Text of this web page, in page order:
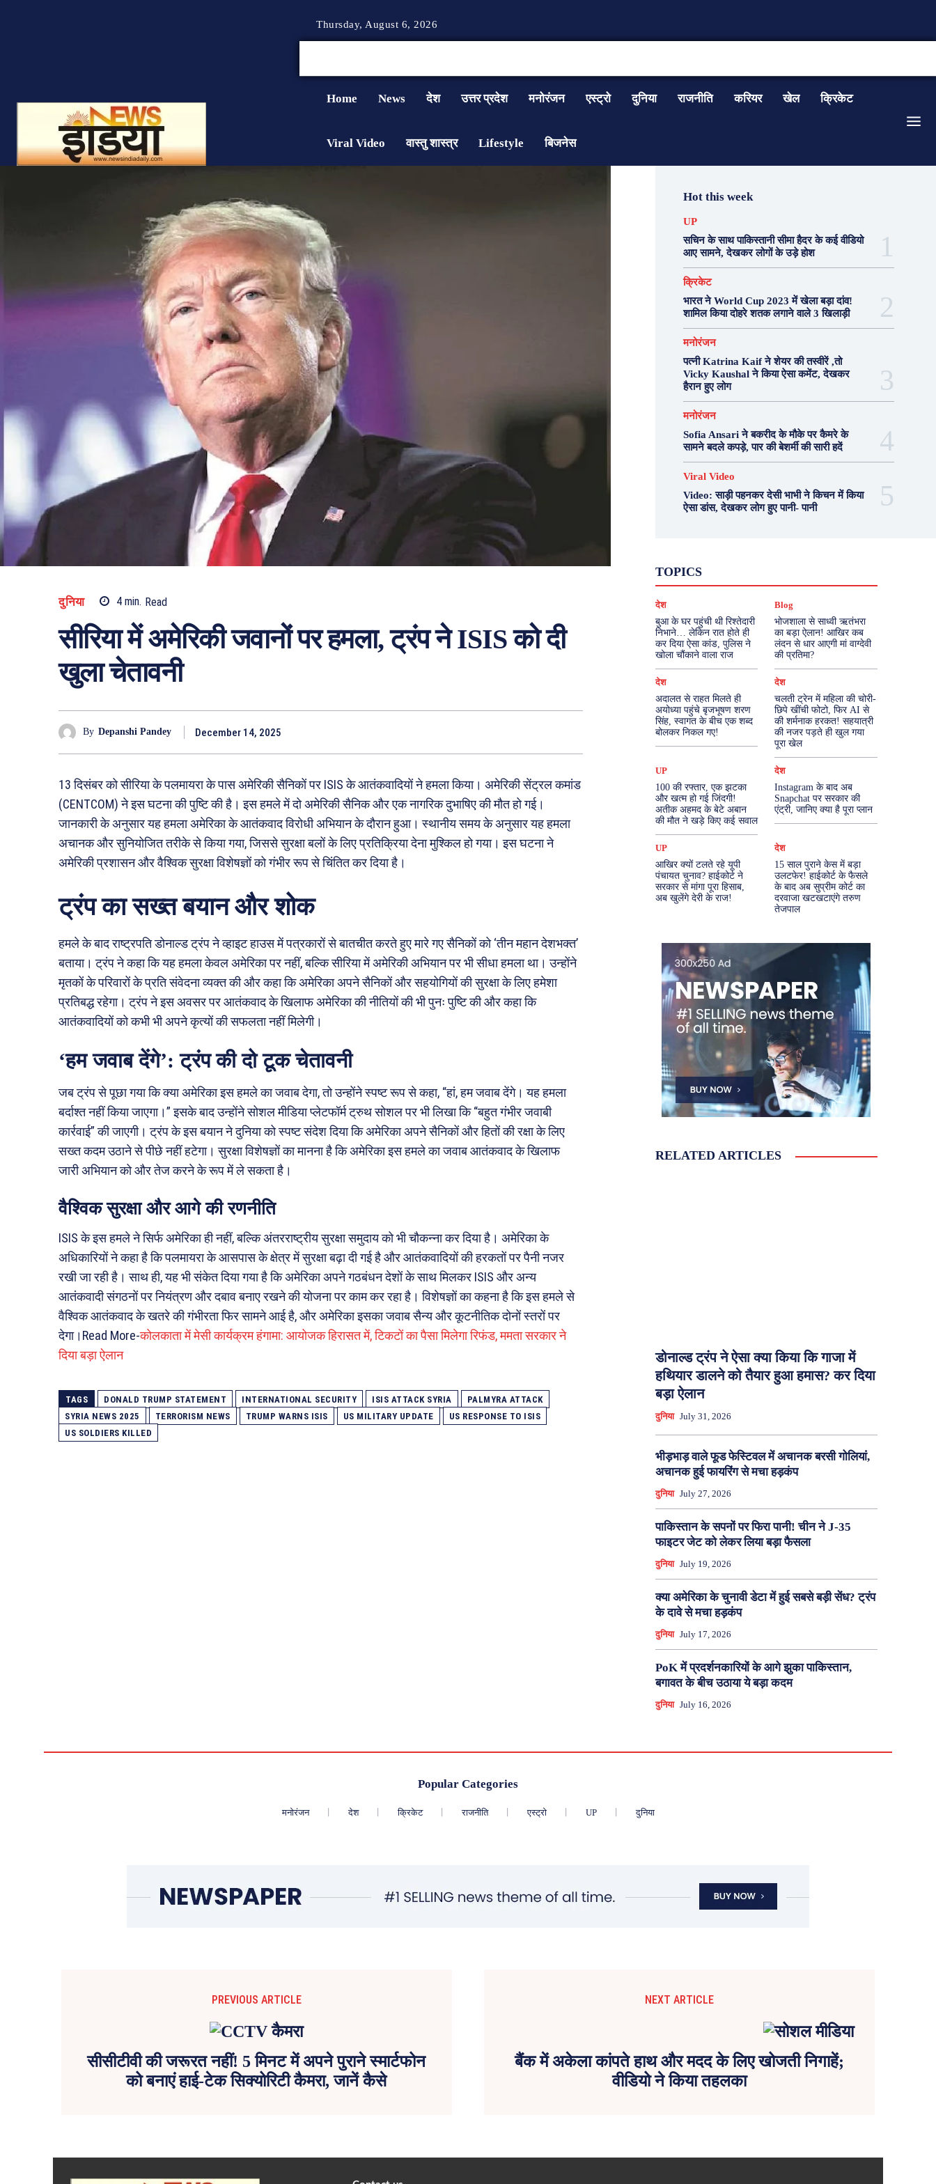
Thursday, August 6, 2026
Home News देश उत्तर प्रदेश मनोरंजन एस्ट्रो दुनिया राजनीति करियर खेल क्रिकेट
Viral Video वास्तु शास्त्र Lifestyle बिजनेस
दुनिया 4min. Read
सीरिया में अमेरिकी जवानों पर हमला, ट्रंप ने ISIS को दी
खुला चेतावनी
By Depanshi Pandey December 14, 2025
13 दिसंबर को सीरिया के पलमायरा के पास अमेरिकी सैनिकों पर ISIS के आतंकवादियों ने हमला किया। अमेरिकी सेंट्रल कमांड
(CENTCOM) ने इस घटना की पुष्टि की है। इस हमले में दो अमेरिकी सैनिक और एक नागरिक दुभाषिए की मौत हो गई।
जानकारी के अनुसार यह हमला अमेरिका के आतंकवाद विरोधी अभियान के दौरान हुआ। स्थानीय समय के अनुसार यह हमला
अचानक और सुनियोजित तरीके से किया गया, जिससे सुरक्षा बलों के लिए प्रतिक्रिया देना मुश्किल हो गया। इस घटना ने
अमेरिकी प्रशासन और वैश्विक सुरक्षा विशेषज्ञों को गंभीर रूप से चिंतित कर दिया है।
ट्रंप का सख्त बयान और शोक
हमले के बाद राष्ट्रपति डोनाल्ड ट्रंप ने व्हाइट हाउस में पत्रकारों से बातचीत करते हुए मारे गए सैनिकों को ‘तीन महान देशभक्त’
बताया। ट्रंप ने कहा कि यह हमला केवल अमेरिका पर नहीं, बल्कि सीरिया में अमेरिकी अभियान पर भी सीधा हमला था। उन्होंने
मृतकों के परिवारों के प्रति संवेदना व्यक्त की और कहा कि अमेरिका अपने सैनिकों और सहयोगियों की सुरक्षा के लिए हमेशा
प्रतिबद्ध रहेगा। ट्रंप ने इस अवसर पर आतंकवाद के खिलाफ अमेरिका की नीतियों की भी पुनः पुष्टि की और कहा कि
आतंकवादियों को कभी भी अपने कृत्यों की सफलता नहीं मिलेगी।
‘हम जवाब देंगे’: ट्रंप की दो टूक चेतावनी
जब ट्रंप से पूछा गया कि क्या अमेरिका इस हमले का जवाब देगा, तो उन्होंने स्पष्ट रूप से कहा, “हां, हम जवाब देंगे। यह हमला
बर्दाश्त नहीं किया जाएगा।” इसके बाद उन्होंने सोशल मीडिया प्लेटफॉर्म ट्रुथ सोशल पर भी लिखा कि “बहुत गंभीर जवाबी
कार्रवाई” की जाएगी। ट्रंप के इस बयान ने दुनिया को स्पष्ट संदेश दिया कि अमेरिका अपने सैनिकों और हितों की रक्षा के लिए
सख्त कदम उठाने से पीछे नहीं हटेगा। सुरक्षा विशेषज्ञों का मानना है कि अमेरिका इस हमले का जवाब आतंकवाद के खिलाफ
जारी अभियान को और तेज करने के रूप में ले सकता है।
वैश्विक सुरक्षा और आगे की रणनीति
ISIS के इस हमले ने सिर्फ अमेरिका ही नहीं, बल्कि अंतरराष्ट्रीय सुरक्षा समुदाय को भी चौकन्ना कर दिया है। अमेरिका के
अधिकारियों ने कहा है कि पलमायरा के आसपास के क्षेत्र में सुरक्षा बढ़ा दी गई है और आतंकवादियों की हरकतों पर पैनी नजर
रखी जा रही है। साथ ही, यह भी संकेत दिया गया है कि अमेरिका अपने गठबंधन देशों के साथ मिलकर ISIS और अन्य
आतंकवादी संगठनों पर नियंत्रण और दबाव बनाए रखने की योजना पर काम कर रहा है। विशेषज्ञों का कहना है कि इस हमले से
वैश्विक आतंकवाद के खतरे की गंभीरता फिर सामने आई है, और अमेरिका इसका जवाब सैन्य और कूटनीतिक दोनों स्तरों पर
देगा।Read More-कोलकाता में मेसी कार्यक्रम हंगामा: आयोजक हिरासत में, टिकटों का पैसा मिलेगा रिफंड, ममता सरकार ने
दिया बड़ा ऐलान
TAGS DONALD TRUMP STATEMENT INTERNATIONAL SECURITY ISIS ATTACK SYRIA
PALMYRA ATTACK
SYRIA NEWS 2025
TERRORISM NEWS TRUMP WARNS ISIS US MILITARY UPDATE
US RESPONSE TO ISIS
US SOLDIERS KILLED
Hot this week
UP
सचिन के साथ पाकिस्तानी सीमा हैदर के कई वीडियो
आए सामने, देखकर लोगों के उड़े होश
क्रिकेट
भारत ने World Cup 2023 में खेला बड़ा दांव!
शामिल किया दोहरे शतक लगाने वाले 3 खिलाड़ी
मनोरंजन
पत्नी Katrina Kaif ने शेयर की तस्वीरें ,तो
Vicky Kaushal ने किया ऐसा कमेंट, देखकर
हैरान हुए लोग
मनोरंजन
Sofia Ansari ने बकरीद के मौके पर कैमरे के
सामने बदले कपड़े, पार की बेशर्मी की सारी हदें
Viral Video
Video: साड़ी पहनकर देसी भाभी ने किचन में किया
ऐसा डांस, देखकर लोग हुए पानी- पानी
TOPICS
दुनिया
मनोरंजन
राजनीति वास्तु शास्त्र
More
देश
बुआ के घर पहुंची थी रिश्तेदारी
निभाने… लेकिन रात होते ही
कर दिया ऐसा कांड, पुलिस ने
खोला चौंकाने वाला राज
Blog
भोजशाला से साध्वी ऋतंभरा
का बड़ा ऐलान! आखिर कब
लंदन से धार आएगी मां वाग्देवी
की प्रतिमा?
देश
अदालत से राहत मिलते ही
अयोध्या पहुंचे बृजभूषण शरण
सिंह, स्वागत के बीच एक शब्द
बोलकर निकल गए!
देश
चलती ट्रेन में महिला की चोरी-
छिपे खींची फोटो, फिर AI से
की शर्मनाक हरकत! सहयात्री
की नजर पड़ते ही खुल गया
पूरा खेल
UP
100 की रफ्तार, एक झटका
और खत्म हो गई जिंदगी!
अतीक अहमद के बेटे अबान
की मौत ने खड़े किए कई सवाल
देश
Instagram के बाद अब
Snapchat पर सरकार की
एंट्री, जानिए क्या है पूरा प्लान
UP
आखिर क्यों टलते रहे यूपी
पंचायत चुनाव? हाईकोर्ट ने
सरकार से मांगा पूरा हिसाब,
अब खुलेंगे देरी के राज!
देश
15 साल पुराने केस में बड़ा
उलटफेर! हाईकोर्ट के फैसले
के बाद अब सुप्रीम कोर्ट का
दरवाजा खटखटाएंगे तरुण
तेजपाल
RELATED ARTICLES
डोनाल्ड ट्रंप ने ऐसा क्या किया कि गाजा में
हथियार डालने को तैयार हुआ हमास? कर दिया
बड़ा ऐलान
दुनिया July 31, 2026
भीड़भाड़ वाले फूड फेस्टिवल में अचानक बरसी गोलियां,
अचानक हुई फायरिंग से मचा हड़कंप
दुनिया July 27, 2026
पाकिस्तान के सपनों पर फिरा पानी! चीन ने J-35
फाइटर जेट को लेकर लिया बड़ा फैसला
दुनिया July 19, 2026
क्या अमेरिका के चुनावी डेटा में हुई सबसे बड़ी सेंध? ट्रंप
के दावे से मचा हड़कंप
दुनिया July 17, 2026
PoK में प्रदर्शनकारियों के आगे झुका पाकिस्तान,
बगावत के बीच उठाया ये बड़ा कदम
दुनिया July 16, 2026
Popular Categories
मनोरंजन देश क्रिकेट राजनीति एस्ट्रो UP दुनिया
PREVIOUS ARTICLE
सीसीटीवी की जरूरत नहीं! 5 मिनट में अपने पुराने स्मार्टफोन
को बनाएं हाई-टेक सिक्योरिटी कैमरा, जानें कैसे
NEXT ARTICLE
बैंक में अकेला कांपते हाथ और मदद के लिए खोजती निगाहें;
वीडियो ने किया तहलका